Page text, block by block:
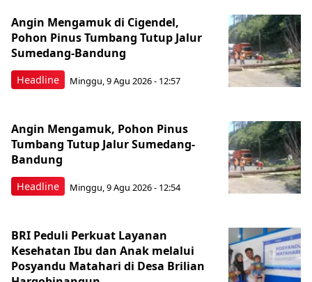
Headline
Angin Mengamuk di Cigendel,
Pohon Pinus Tumbang Tutup Jalur
Sumedang-Bandung
Minggu, 9 Agu 2026 - 12:57
Headline
Angin Mengamuk, Pohon Pinus
Tumbang Tutup Jalur Sumedang-
Bandung
Minggu, 9 Agu 2026 - 12:54
BRI Peduli Perkuat Layanan
Kesehatan Ibu dan Anak melalui
Posyandu Matahari di Desa Brilian